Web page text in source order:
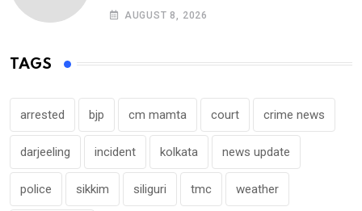
AUGUST 8, 2026
TAGS
arrested bjp cm mamta court crime news
darjeeling incident kolkata news update
police sikkim siliguri tmc weather